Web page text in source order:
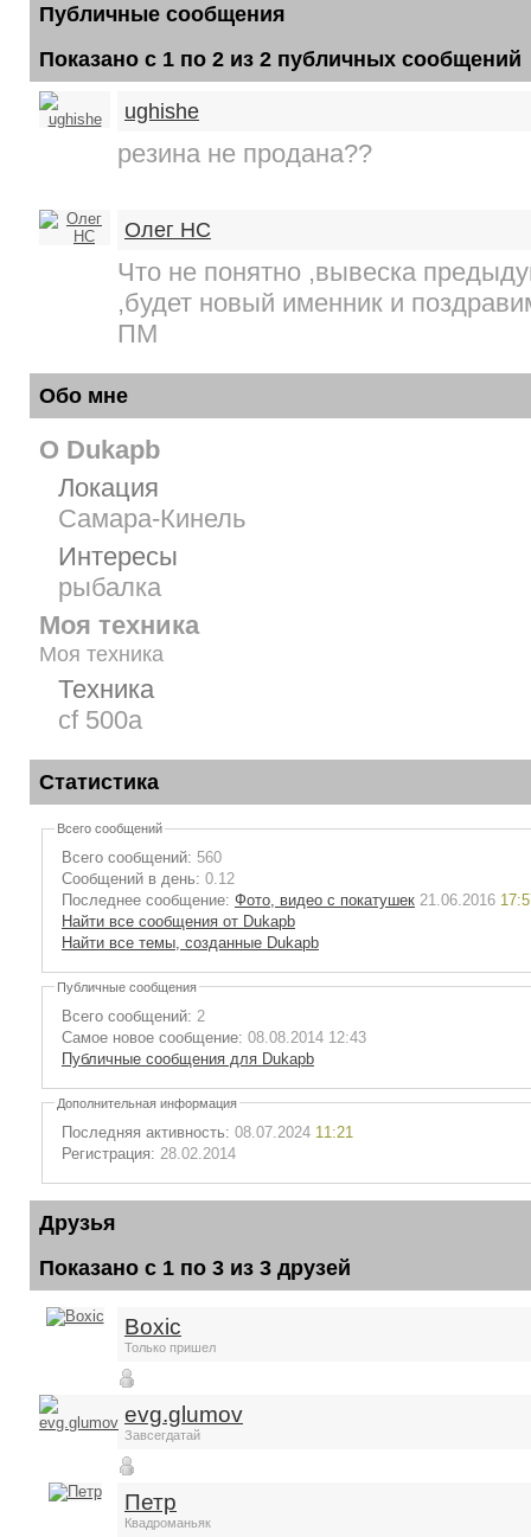
Публичные сообщения
Показано с 1 по 2 из 2 публичных сообщений
ughishe
резина не продана??
Олег НС
Что не понятно ,вывеска
,будет новый именник и
ПМ
Обо мне
О Dukapb
Локация
Самара-Кинель
Интересы
рыбалка
Моя техника
Моя техника
Техника
cf 500a
Статистика
Всего сообщений
Всего сообщений: 560
Сообщений в день: 0.12
Последнее сообщение: Фото, видео с покатушек 21.06.2016
Найти все сообщения от Dukapb
Найти все темы, созданные Dukapb
Публичные сообщения
Всего сообщений: 2
Самое новое сообщение: 08.08.2014 12:43
Публичные сообщения для Dukapb
Дополнительная информация
Последняя активность: 08.07.2024 11:21
Регистрация: 28.02.2014
Друзья
Показано с 1 по 3 из 3 друзей
Boxic
Только пришел
evg.glumov
Завсегдатай
Петр
Квадроманьяк